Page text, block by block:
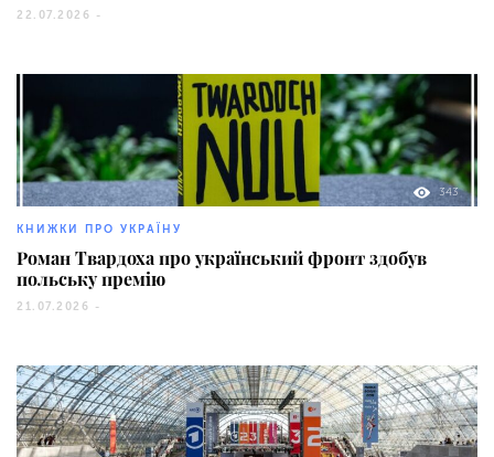
22.07.2026 -
343
КНИЖКИ ПРО УКРАЇНУ
Роман Твардоха про український фронт здобув
польську премію
21.07.2026 -